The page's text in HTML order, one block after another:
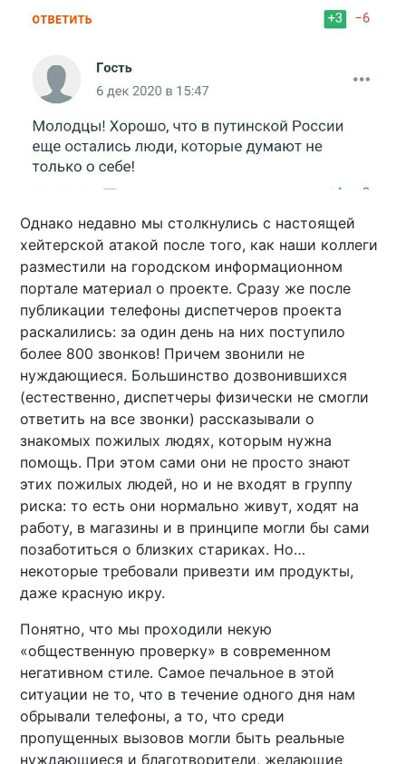
Однако недавно мы столкнулись с настоящей
хейтерской атакой после того, как наши коллеги
разместили на городском информационном
портале материал о проекте. Сразу же после
публикации телефоны диспетчеров проекта
раскалились: за один день на них поступило
более 800 звонков! Причем звонили не
нуждающиеся. Большинство дозвонившихся
(естественно, диспетчеры физически не смогли
ответить на все звонки) рассказывали о
знакомых пожилых людях, которым нужна
помощь. При этом сами они не просто знают
этих пожилых людей, но и не входят в группу
риска: то есть они нормально живут, ходят на
работу, в магазины и в принципе могли бы сами
позаботиться о близких стариках. Но…
некоторые требовали привезти им продукты,
даже красную икру.
Понятно, что мы проходили некую
«общественную проверку» в современном
негативном стиле. Самое печальное в этой
ситуации не то, что в течение одного дня нам
обрывали телефоны, а то, что среди
пропущенных вызовов могли быть реальные
нуждающиеся и благотворители, желающие